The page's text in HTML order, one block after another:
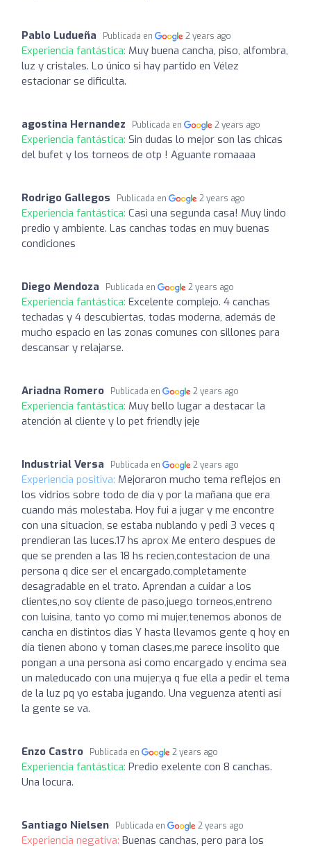
Pablo Ludueña Publicada en 2 years ago
Experiencia fantástica: Muy buena cancha, piso, alfombra,
luz y cristales. Lo único si hay partido en Vélez
estacionar se dificulta.
agostina Hernandez Publicada en 2 years ago
Experiencia fantástica: Sin dudas lo mejor son las chicas
del bufet y los torneos de otp ! Aguante romaaaa
Rodrigo Gallegos Publicada en 2 years ago
Experiencia fantástica: Casi una segunda casa! Muy lindo
predio y ambiente. Las canchas todas en muy buenas
condiciones
Diego Mendoza Publicada en 2 years ago
Experiencia fantástica: Excelente complejo. 4 canchas
techadas y 4 descubiertas, todas moderna, además de
mucho espacio en las zonas comunes con sillones para
descansar y relajarse.
Ariadna Romero Publicada en 2 years ago
Experiencia fantástica: Muy bello lugar a destacar la
atención al cliente y lo pet friendly jeje
Industrial Versa Publicada en 2 years ago
Experiencia positiva: Mejoraron mucho tema reflejos en
los vidrios sobre todo de día y por la mañana que era
cuando más molestaba. Hoy fui a jugar y me encontre
con una situacion, se estaba nublando y pedi 3 veces q
prendieran las luces.17 hs aprox Me entero despues de
que se prenden a las 18 hs recien,contestacion de una
persona q dice ser el encargado,completamente
desagradable en el trato. Aprendan a cuidar a los
clientes,no soy cliente de paso,juego torneos,entreno
con luisina, tanto yo como mi mujer,tenemos abonos de
cancha en distintos dias Y hasta llevamos gente q hoy en
día tienen abono y toman clases,me parece insolito que
pongan a una persona asi como encargado y encima sea
un maleducado con una mujer,ya q fue ella a pedir el tema
de la luz pq yo estaba jugando. Una veguenza atenti así
la gente se va.
Enzo Castro Publicada en 2 years ago
Experiencia fantástica: Predio exelente con 8 canchas.
Una locura.
Santiago Nielsen Publicada en 2 years ago
Experiencia negativa: Buenas canchas, pero para los